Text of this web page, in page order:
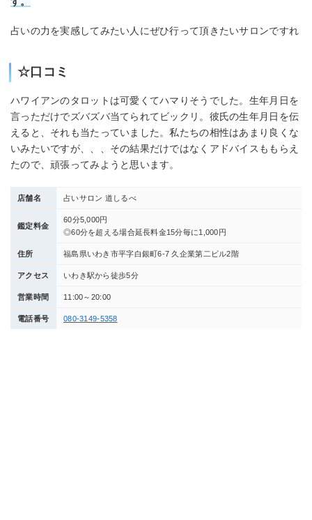
占いの力を実感してみたい人にぜひ行って頂きたいサロンですれ
☆口コミ
ハワイアンのタロットは可愛くてハマりそうでした。生年月日を
言っただけでズバズバ当てられてビックリ。彼氏の生年月日を伝
えると、それも当たっていました。私たちの相性はあまり良くな
いみたいですが、、、その結果だけではなくアドバイスももらえ
たので、頑張ってみようと思います。
店舗名 占いサロン 道しるべ
鑑定料金
60分5,000円 ​​
◎60分を超える場合延長料金15分毎に1,000円
住所 福島県いわき市平字白銀町6-7 久企業第二ビル2階
アクセス いわき駅から徒歩5分
営業時間 11:00～20:00
電話番号 080-3149-5358